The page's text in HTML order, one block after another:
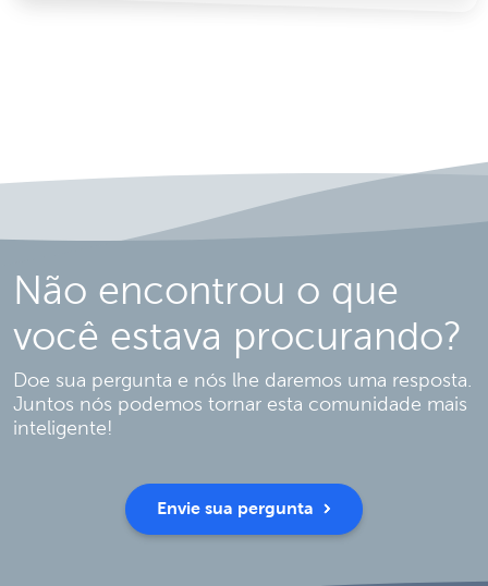
Não encontrou o que
você estava procurando?
Doe sua pergunta e nós lhe daremos uma resposta.
Juntos nós podemos tornar esta comunidade mais
inteligente!
Envie sua pergunta